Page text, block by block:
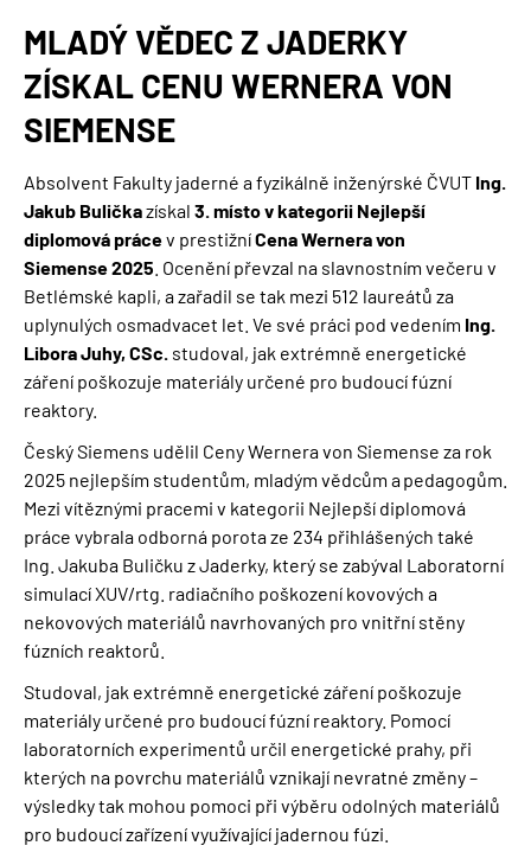
NAVIGACE
MLADÝ VĚDEC Z JADERKY
ZÍSKAL CENU WERNERA VON
SIEMENSE
Absolvent Fakulty jaderné a fyzikálně inženýrské ČVUT Ing.
Jakub Buličkazískal 3. místo v kategorii Nejlepší
diplomová prácev prestižníCena Wernera von
Siemense 2025 . Ocenění převzal na slavnostním večeru v
Betlémské kapli, a zařadil se tak mezi 512 laureátů za
uplynulých osmadvacet let. Ve své práci pod vedením Ing.
Libora Juhy, CSc. studoval, jak extrémně energetické
záření poškozuje materiály určené pro budoucí fúzní
reaktory.
Český Siemens udělil Ceny Wernera von Siemense za rok
2025 nejlepším studentům, mladým vědcům a pedagogům.
Mezi vítěznými pracemi v kategorii Nejlepší diplomová
práce vybrala odborná porota ze 234 přihlášených také
Ing. Jakuba Buličku z Jaderky, který se zabýval Laboratorní
simulací XUV/rtg. radiačního poškození kovových a
nekovových materiálů navrhovaných pro vnitřní stěny
fúzních reaktorů.
Studoval, jak extrémně energetické záření poškozuje
materiály určené pro budoucí fúzní reaktory. Pomocí
laboratorních experimentů určil energetické prahy, při
kterých na povrchu materiálů vznikají nevratné změny –
výsledky tak mohou pomoci při výběru odolných materiálů
pro budoucí zařízení využívající jadernou fúzi.